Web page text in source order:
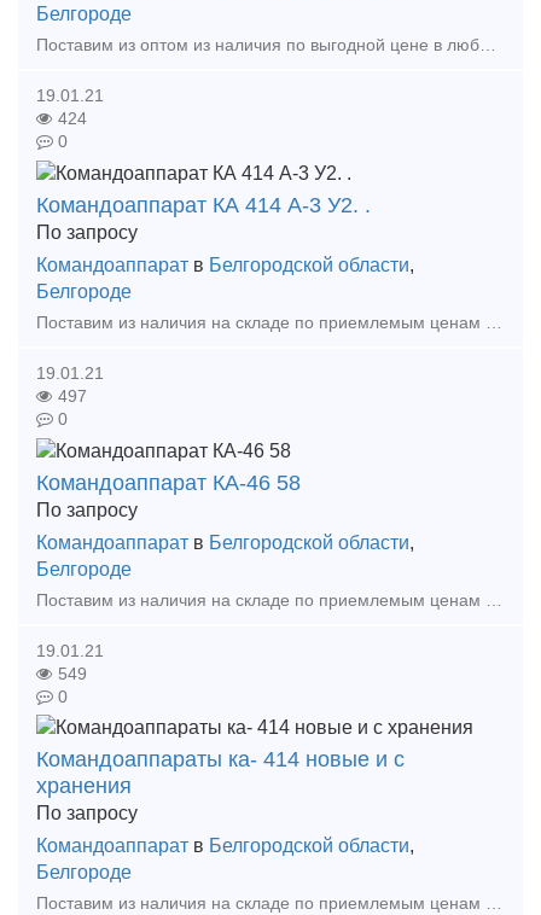
Белгороде
Поставим из оптом из наличия по выгодной цене в любой регион России. КА 414 А-1 У2 500В 16А – 13 шт. КА 414 А-1 У2 380В 16А – 4 шт. КА 414 А -2 500В 16А – 7 шт. КА-414 А-3 У2 5
19.01.21
424
0
Командоаппарат КА 414 А-3 У2. .
По запросу
Командоаппарат в Белгородской области,
Белгороде
19.01.21
497
0
Командоаппарат КА-46 58
По запросу
Командоаппарат в Белгородской области,
Белгороде
19.01.21
549
0
Командоаппараты ка- 414 новые и с
хранения
По запросу
Командоаппарат в Белгородской области,
Белгороде
Поставим из наличия на складе по приемлемым ценам в короткие сроки в любой регион России. Командоаппараты кулачковые регулируемые предназначены для автоматического управления электриче